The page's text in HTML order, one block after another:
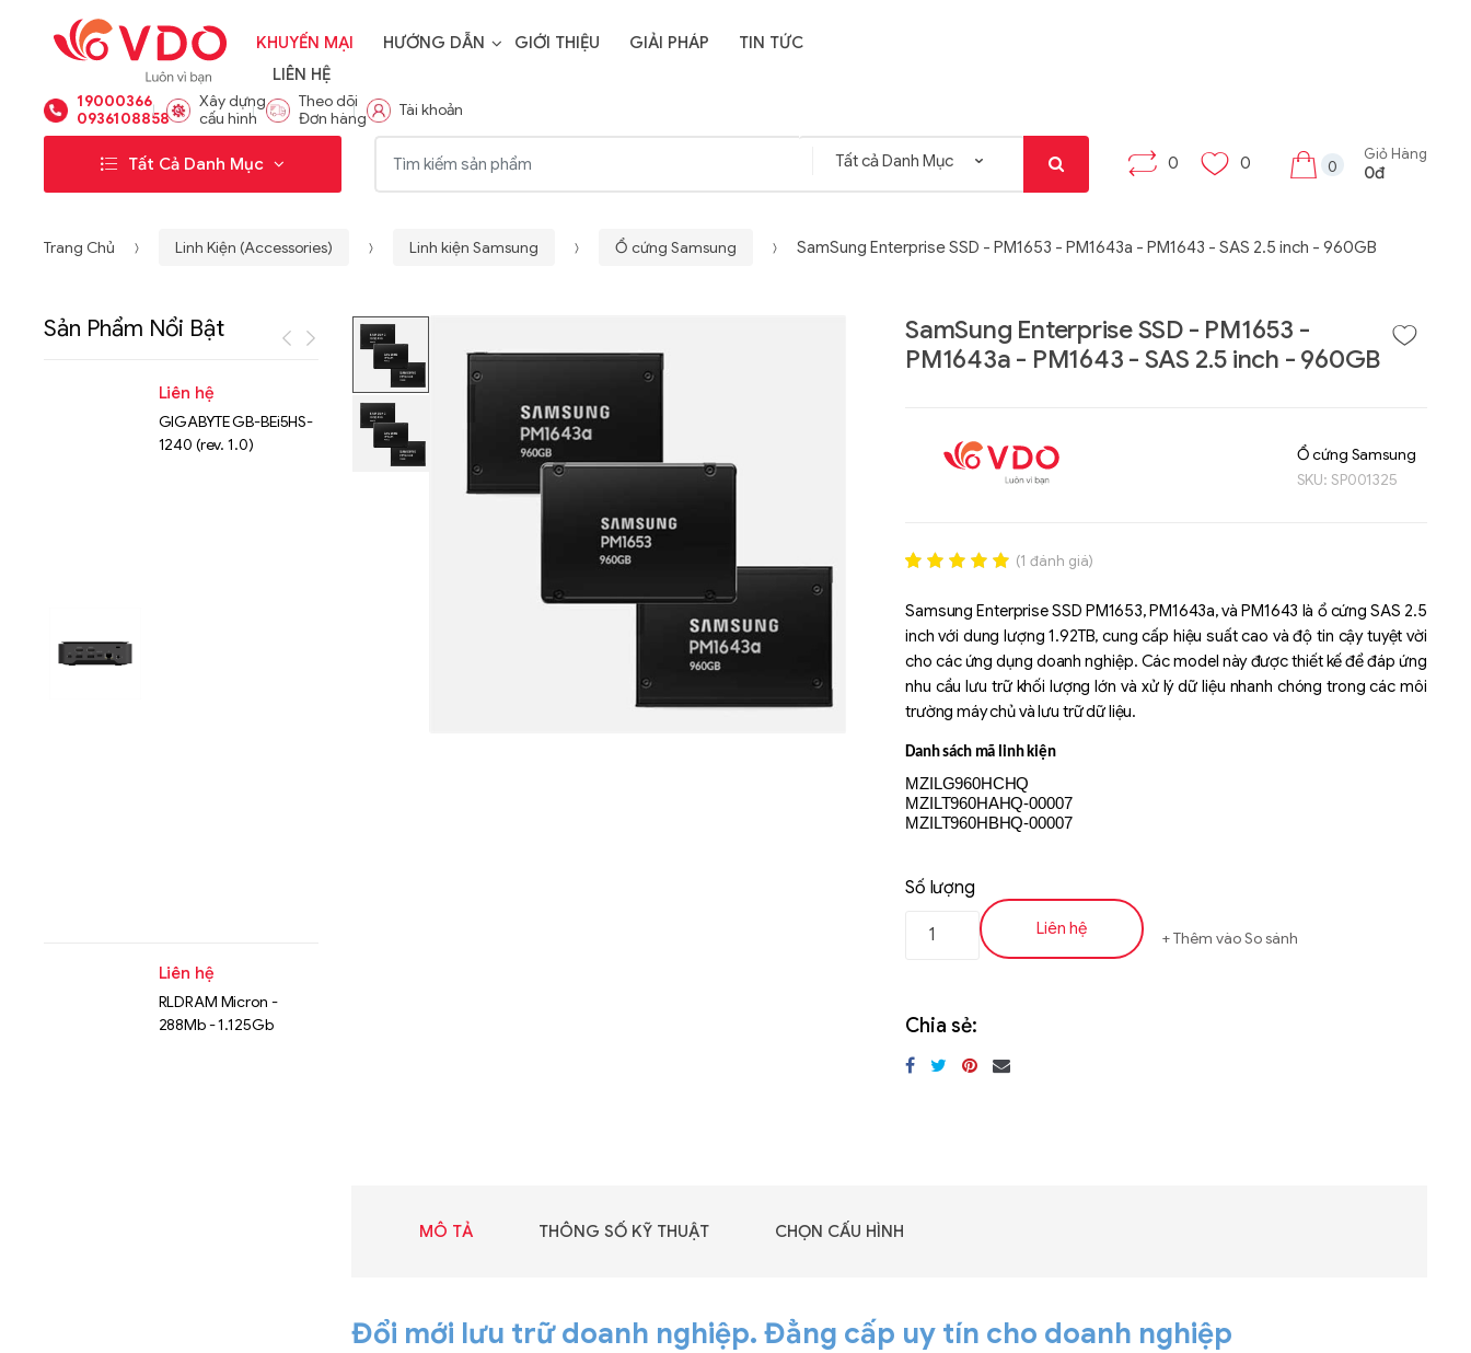
KHUYẾN MẠI HƯỚNG DẪN GIỚI THIỆU GIẢI PHÁP
TIN TỨC
LIÊN HỆ
19000366
0936108858
Xây dựng
cấu hình
Theo dõi
Đơn hàng
Tài khoản
Tất Cả Danh Mục 0 0 0
Giỏ Hàng
0đ
Trang Chủ Linh Kiện (Accessories) Linh kiện Samsung Ổ cứng Samsung SamSung Enterprise SSD - PM1653 - PM1643a - PM1643 - SAS 2.5 inch - 960GB
SamSung Enterprise SSD - PM1653 -
PM1643a - PM1643 - SAS 2.5 inch - 960GB
Ổ cứng Samsung
SKU: SP001325
out of 5
based on
đánh giá
(1 đánh giá)
Samsung Enterprise SSD PM1653, PM1643a, và PM1643 là ổ cứng SAS 2.5
inch với dung lượng 1.92TB, cung cấp hiệu suất cao và độ tin cậy tuyệt vời
cho các ứng dụng doanh nghiệp. Các model này được thiết kế để đáp ứng
nhu cầu lưu trữ khối lượng lớn và xử lý dữ liệu nhanh chóng trong các môi
trường máy chủ và lưu trữ dữ liệu.
Danh sách mã linh kiện
MZILG960HCHQ
MZILT960HAHQ-00007
MZILT960HBHQ-00007
Số lượng
Liên hệ Thêm vào So sánh
Chia sẻ:
MÔ TẢ THÔNG SỐ KỸ THUẬT CHỌN CẤU HÌNH
Đổi mới lưu trữ doanh nghiệp. Đẳng cấp uy tín cho doanh nghiệp
Sản Phẩm Nổi Bật
Liên hệ
GIGABYTE GB-BEi5HS-
1240 (rev. 1.0)
Liên hệ
RLDRAM Micron -
288Mb - 1.125Gb
NVMe™ SSD Storage
Micron - 64GB -
15.36TB
Tab X8
Liên hệ
W332-Z00